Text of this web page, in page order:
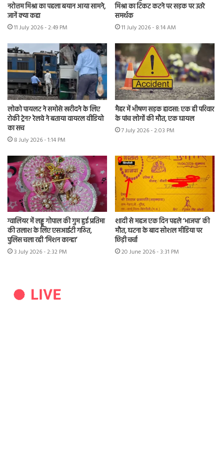
नरोत्तम मिश्रा का पहला बयान आया सामने,
जानें क्या कहा
11 July 2026 - 2:49 PM
मिश्रा का टिकट कटने पर सड़क पर उतरे
समर्थक
11 July 2026 - 8:14 AM
लोको पायलट ने समोसे खरीदने के लिए
रोकी ट्रेन? रेलवे ने बताया वायरल वीडियो
का सच
8 July 2026 - 1:14 PM
मैहर में भीषण सड़क हादसा: एक ही परिवार
के पांच लोगों की मौत, एक घायल
7 July 2026 - 2:03 PM
ग्वालियर में लड्डू गोपाल की गुम हुई प्रतिमा
की तलाश के लिए एसआईटी गठित,
पुलिस चला रही ‘मिशन कान्हा’
3 July 2026 - 2:32 PM
शादी से महज एक दिन पहले ‘भाजपा’ की
मौत, घटना के बाद सोशल मीडिया पर
छिड़ी चर्चा
20 June 2026 - 3:31 PM